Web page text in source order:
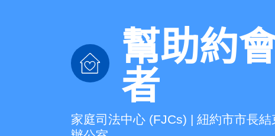
幫助約
者
家庭司法中心 (FJCs) | 紐約市市長